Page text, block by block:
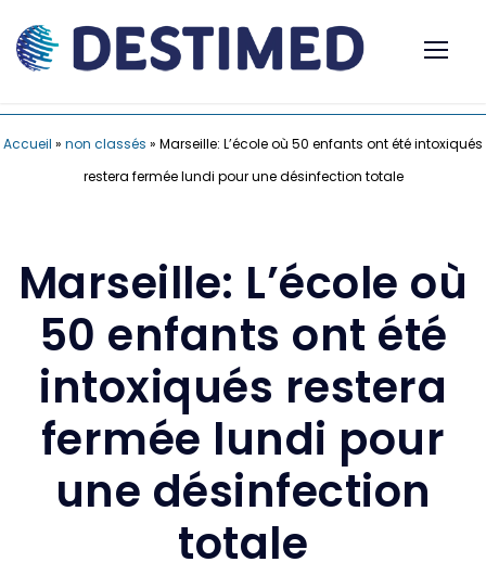
Accueil » non classés » Marseille: L’école où 50 enfants ont été intoxiqués
restera fermée lundi pour une désinfection totale
Marseille: L’école où
50 enfants ont été
intoxiqués restera
fermée lundi pour
une désinfection
totale